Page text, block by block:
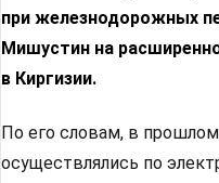
при железнодорожных
Мишустин на
в Киргизии.
По его словам, в
осуществлялись по